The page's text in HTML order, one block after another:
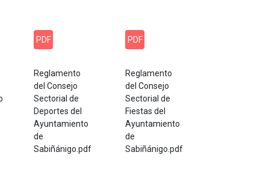
PDF
Reglamento
del Consejo
Sectorial de
Deportes del
Ayuntamiento
de
Sabiñánigo.pdf
PDF
Reglamento
del Consejo
Sectorial de
Fiestas del
Ayuntamiento
de
Sabiñánigo.pdf